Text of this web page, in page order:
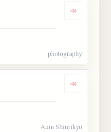
Dengarkan
photography
Dengarkan
Aum Shinrikyo